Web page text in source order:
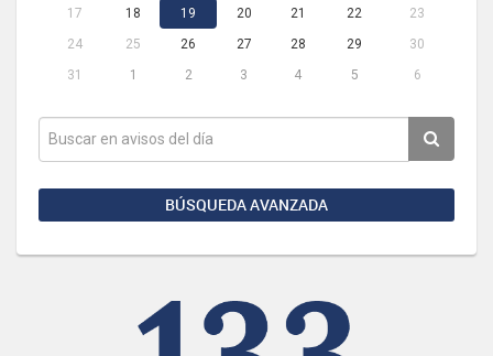
17 18 19 20 21 22
23
24
25 26 27 28 29
30
31
1 2 3 4 5 6
BÚSQUEDA AVANZADA